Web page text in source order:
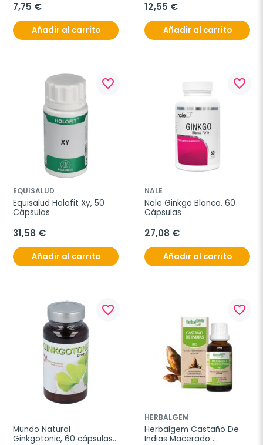
7,75 €
Añadir al carrito
12,55 €
Añadir al carrito
favorite_border
EQUISALUD
Equisalud Holofit Xy, 50
Cápsulas
31,58 €
Añadir al carrito
favorite_border
NALE
Nale Ginkgo Blanco, 60
Cápsulas
27,08 €
Añadir al carrito
favorite_border
Mundo Natural
Ginkgotonic, 60 cápsulas
favorite_border
HERBALGEM
Herbalgem Castaño De
Indias Macerado